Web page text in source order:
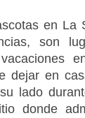
en La
son
dejar en
lado
donde